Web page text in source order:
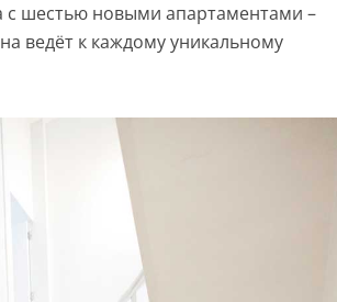
с шестью новыми апартаментами –
ведёт к каждому уникальному